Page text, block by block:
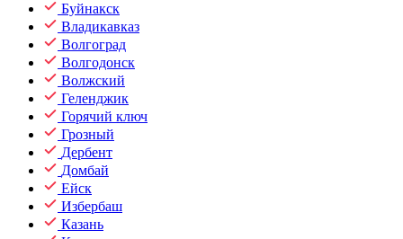
Буйнакск
Владикавказ
Волгоград
Волгодонск
Волжский
Геленджик
Горячий ключ
Грозный
Дербент
Домбай
Ейск
Избербаш
Казань